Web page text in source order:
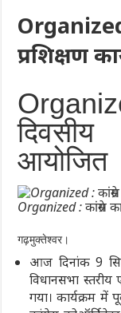
प्रशिक्षण
दिवसीय
आयोजित
Organized : कांग्रेस
गढ़मुक्तेश्वर।
आज दिनांक 9
विधानसभा स्तरीय
गया। कार्यक्रम में